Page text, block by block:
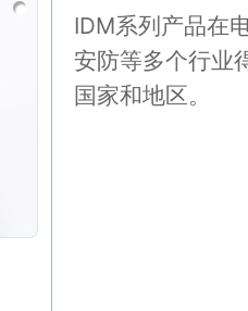
IDM系列产品在
安防等多个行业
国家和地区。